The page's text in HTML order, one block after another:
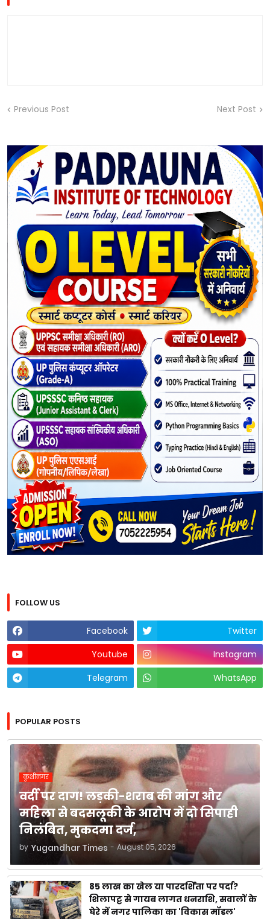
Previous Post Next Post
FOLLOW US
Facebook
Twitter
Youtube
Instagram
Telegram
WhatsApp
POPULAR POSTS
कुशीनगर
वर्दी पर दाग! लड़की-शराब की मांग और
महिला से बदसलूकी के आरोप में दो सिपाही
निलंबित, मुकदमा दर्ज,
by Yugandhar Times - August 05, 2026
85 लाख का खेल या पारदर्शिता पर पर्दा?
शिलापट्ट से गायब लागत धनराशि, सवालों के
घेरे में नगर पालिका का 'विकास मॉडल'